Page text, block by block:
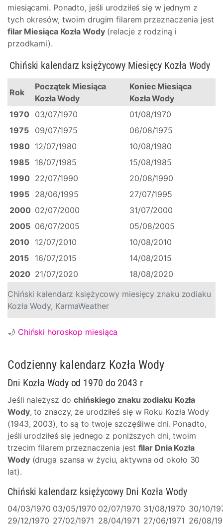
miesiącami. Ponadto, jeśli urodziłeś się w jednym z
tych okresów, twoim drugim filarem przeznaczenia jest
filar Miesiąca Kozła Wody(relacje z rodziną i
przodkami).
Chiński kalendarz księżycowy miesięcy znaku zodiaku
Kozła Wody, KarmaWeather
Chiński kalendarz księżycowy Miesięcy Kozła Wody
Rok
Początek Miesiąca
Kozła Wody
Koniec Miesiąca
Kozła Wody
1970
03/07/1970
01/08/1970
1975
09/07/1975
06/08/1975
1980 12/07/1980
10/08/1980
1985
18/07/1985
15/08/1985
1990 22/07/1990
20/08/1990
1995
28/06/1995
27/07/1995
2000 02/07/2000
31/07/2000
2005 06/07/2005
05/08/2005
2010
12/07/2010
10/08/2010
2015
16/07/2015
14/08/2015
2020 21/07/2020 18/08/2020
🌙 Chiński horoskop miesiąca
Codzienny kalendarz Kozła Wody
Dni Kozła Wody od 1970 do 2043 r
Jeśli należysz dochińskiego znaku zodiaku Kozła
Wody, to znaczy, że urodziłeś się w Roku Kozła Wody
(1943, 2003), to są to twoje szczęśliwe dni. Ponadto,
jeśli urodziłeś się jednego z poniższych dni, twoim
trzecim filarem przeznaczenia jest filar Dnia Kozła
Wody(druga szansa w życiu, aktywna od około 30
lat).
Chiński kalendarz księżycowy Dni Kozła Wody
04/03/1970 03/05/1970 02/07/1970 31/08/1970 30/10/
29/12/1970 27/02/1971 28/04/1971 27/06/1971 26/08/